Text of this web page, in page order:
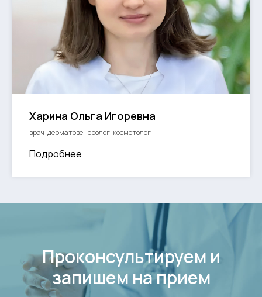
Харина Ольга Игоревна
врач-дерматовенеролог, косметолог
Подробнее
Проконсультируем и
запишем на прием